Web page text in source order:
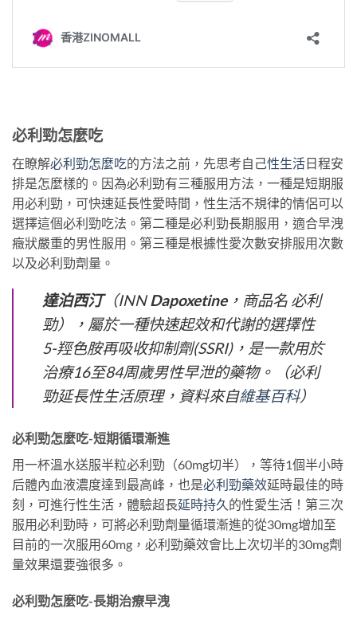
必利勁怎麼吃
在瞭解必利勁怎麼吃的方法之前，先思考自己性生活日程安
排是怎麼樣的。因為必利勁有三種服用方法，一種是短期服
用必利勁，可快速延長性愛時間，性生活不規律的情侶可以
選擇這個必利勁吃法。第二種是必利勁長期服用，適合早洩
癥狀嚴重的男性服用。第三種是根據性愛次數安排服用次數
以及必利勁劑量。
達泊西汀（INNDapoxetine，商品名 必利
勁），屬於一種快速起效和代謝的選擇性
5-羥色胺再吸收抑制劑(SSRI)，是一款用於
治療16至84周歲男性早泄的藥物。（必利
勁延長性生活原理，資料來自維基百科）
必利勁怎麼吃-短期循環漸進
用一杯溫水送服半粒必利勁（60mg切半），等待1個半小時
后體內血液濃度達到最高峰，也是必利勁藥效延時最佳的時
刻，可進行性生活，體驗超長延時持久 的性愛生活！第三次
服用必利勁時，可將必利勁劑量循環漸進的從30mg增加至
目前的一次服用60mg，必利勁藥效會比上次切半的30mg劑
量效果還要強很多。
必利勁怎麼吃-長期治療早洩